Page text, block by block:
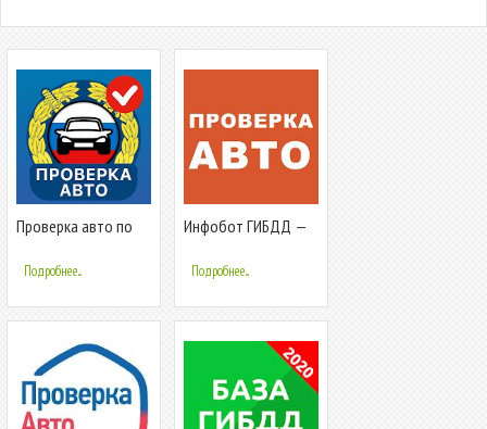
Проверка авто по
коду ГИБДД
Подробнее...
Инфобот ГИБДД —
вин и госномеру
Подробнее...